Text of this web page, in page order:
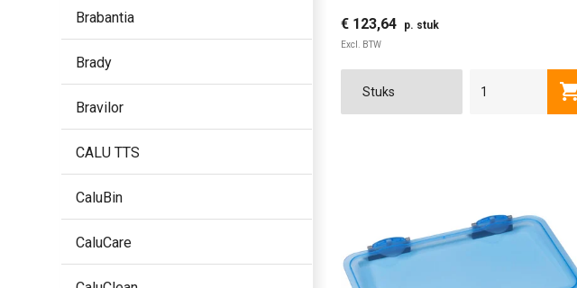
Brabantia
Brady
Bravilor
CALU TTS
CaluBin
CaluCare
€ 123,64 p. stuk
Excl. BTW
60 CM 140 CM